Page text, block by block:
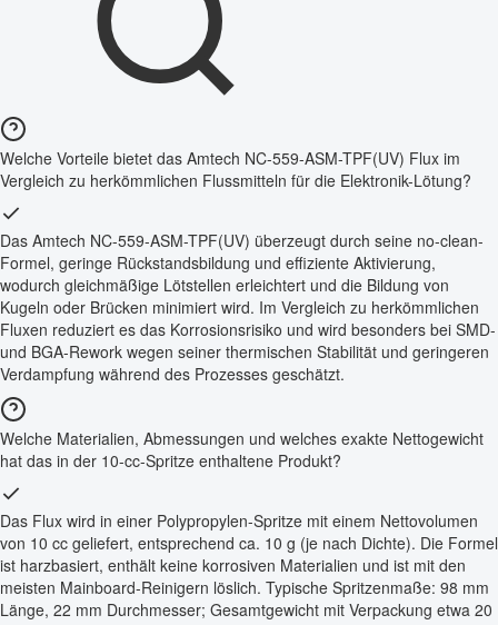
Welche Vorteile bietet das Amtech NC-559-ASM-TPF(UV) Flux im
Vergleich zu herkömmlichen Flussmitteln für die Elektronik-Lötung?
Das Amtech NC-559-ASM-TPF(UV) überzeugt durch seine no-clean-
Formel, geringe Rückstandsbildung und effiziente Aktivierung,
wodurch gleichmäßige Lötstellen erleichtert und die Bildung von
Kugeln oder Brücken minimiert wird. Im Vergleich zu herkömmlichen
Fluxen reduziert es das Korrosionsrisiko und wird besonders bei SMD-
und BGA-Rework wegen seiner thermischen Stabilität und geringeren
Verdampfung während des Prozesses geschätzt.
Welche Materialien, Abmessungen und welches exakte Nettogewicht
hat das in der 10-cc-Spritze enthaltene Produkt?
Das Flux wird in einer Polypropylen-Spritze mit einem Nettovolumen
von 10 cc geliefert, entsprechend ca. 10 g (je nach Dichte). Die Formel
ist harzbasiert, enthält keine korrosiven Materialien und ist mit den
meisten Mainboard-Reinigern löslich. Typische Spritzenmaße: 98 mm
Länge, 22 mm Durchmesser; Gesamtgewicht mit Verpackung etwa 20